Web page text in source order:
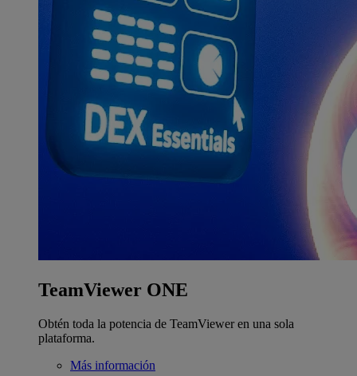
TeamViewer ONE
Obtén toda la potencia de TeamViewer en una sola
plataforma.
Más información